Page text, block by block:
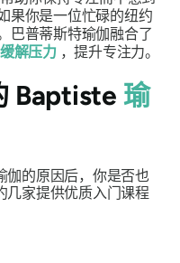
果你是一位忙碌的纽约
巴普蒂斯特瑜伽融合了
缓解压力，提升专注力。
Baptiste 瑜
伽的原因后，你是否也
几家提供优质入门课程